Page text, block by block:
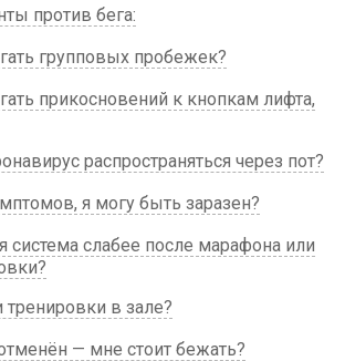
против бега:
групповых пробежек?
прикосновений к кнопкам лифта,
распространяться через пот?
я могу быть заразен?
система слабее после марафона или
в зале?
— мне стоит бежать?